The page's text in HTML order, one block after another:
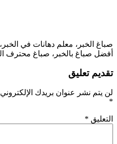
صباغ الخبر، معلم دهانات في
أفضل صباغ بالخبر، صباغ محترف
تقديم تعليق
لن يتم نشر عنوان بريدك
*
التعليق *